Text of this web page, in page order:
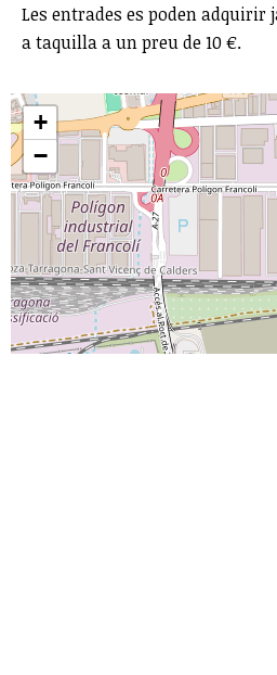
Les entrades es poden
a taquilla a un preu de 10 €.
+
−